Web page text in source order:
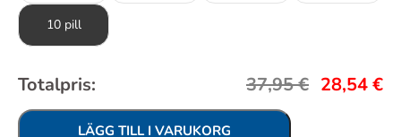
10 pill
Totalpris: 37,95€ 28,54€
LÄGG TILL I VARUKORG